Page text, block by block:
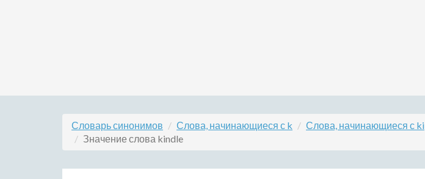
Словарь синонимов Слова, начинающиеся с k Слова, начинающиеся с ki
Значение слова kindle